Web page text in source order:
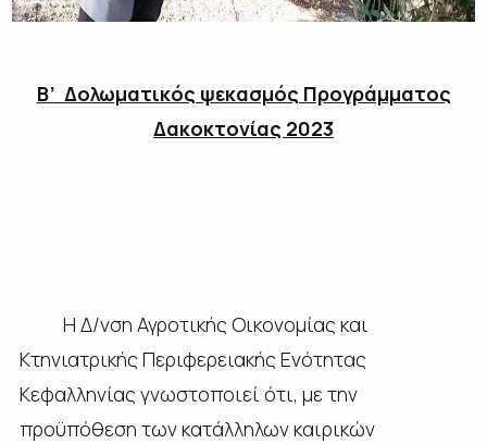
Β’ Δολωματικός ψεκασμός Προγράμματος
Δακοκτονίας 2023
Η Δ/νση Αγροτικής Οικονομίας και
Κτηνιατρικής Περιφερειακής Ενότητας
Κεφαλληνίας γνωστοποιεί ότι, με την
προϋπόθεση των κατάλληλων καιρικών